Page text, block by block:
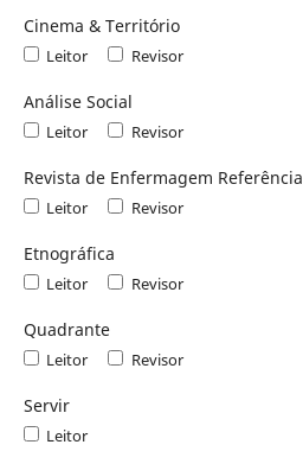
Cinema & Território
Leitor Revisor
Análise Social
Leitor Revisor
Revista de Enfermagem Referência
Leitor Revisor
Etnográfica
Leitor Revisor
Quadrante
Leitor Revisor
Servir
Leitor